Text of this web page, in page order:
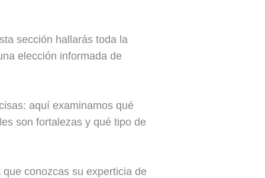
sección hallarás toda la
elección informada de
aquí examinamos qué
son fortalezas y qué tipo de
conozcas su experticia de